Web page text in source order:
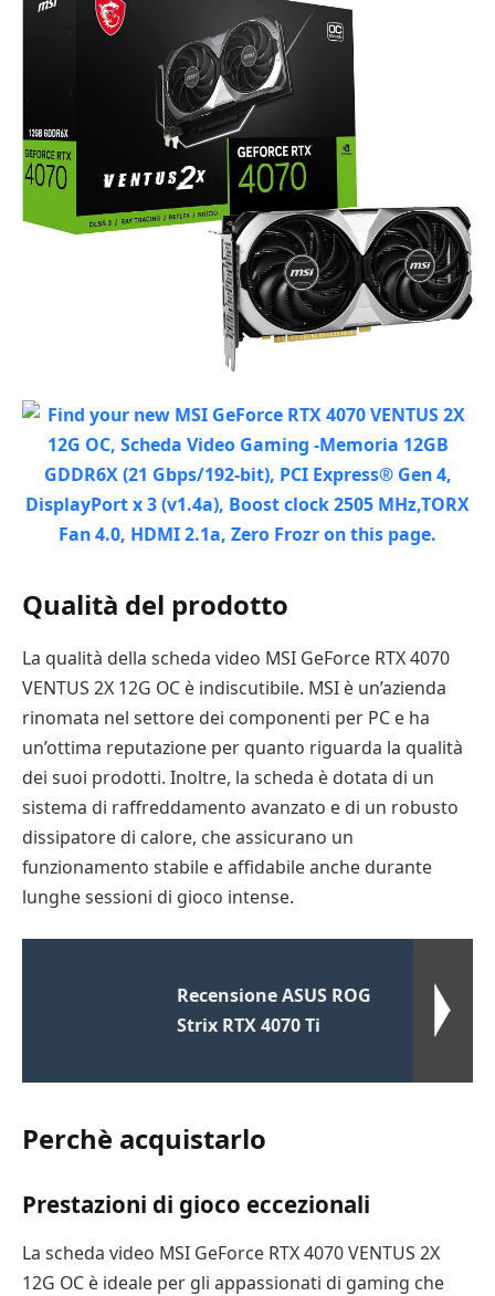
Qualità del prodotto
La qualità della scheda video MSI GeForce RTX 4070
VENTUS 2X 12G OC è indiscutibile. MSI è un’azienda
rinomata nel settore dei componenti per PC e ha
un’ottima reputazione per quanto riguarda la qualità
dei suoi prodotti. Inoltre, la scheda è dotata di un
sistema di raffreddamento avanzato e di un robusto
dissipatore di calore, che assicurano un
funzionamento stabile e affidabile anche durante
lunghe sessioni di gioco intense.
Recensione ASUS ROG
Strix RTX 4070 Ti
Perchè acquistarlo
Prestazioni di gioco eccezionali
La scheda video MSI GeForce RTX 4070 VENTUS 2X
12G OC è ideale per gli appassionati di gaming che